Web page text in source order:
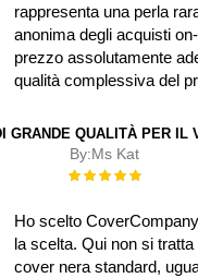
rappresenta una perla
anonima degli acquisti
prezzo assolutamente
qualità complessiva del
GRANDE QUALITÀ PER IL
By:Ms Kat
Rating:
Ho scelto
la scelta. Qui non si tratta
cover nera standard,